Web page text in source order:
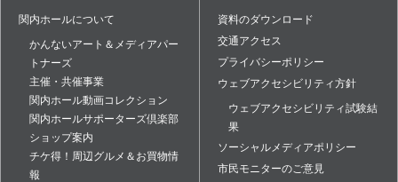
関内ホールについて
かんないアート＆メディアパー
トナーズ
主催・共催事業
関内ホール動画コレクション
関内ホールサポーターズ倶楽部
ショップ案内
チケ得！周辺グルメ＆お買物情
報
資料のダウンロード
交通アクセス
プライバシーポリシー
ウェブアクセシビリティ方針
ウェブアクセシビリティ試験結
果
ソーシャルメディアポリシー
市民モニターのご意見